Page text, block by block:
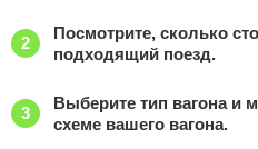
Посмотрите, сколько
подходящий поезд.
Выберите тип вагона и
схеме вашего вагона.